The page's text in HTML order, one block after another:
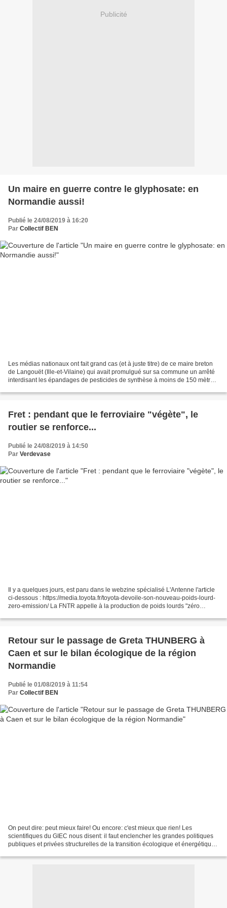
Publicité
Un maire en guerre contre le glyphosate: en
Normandie aussi!
Publié le 24/08/2019 à 16:20
Par Collectif BEN
Les médias nationaux ont fait grand cas (et à juste titre) de ce maire breton
de Langouët (Ille-et-Vilaine) qui avait promulgué sur sa commune un arrêté
interdisant les épandages de pesticides de synthèse à moins de 150 mètres
Fret : pendant que le ferroviaire "végète", le
routier se renforce...
Publié le 24/08/2019 à 14:50
Par Verdevase
Il y a quelques jours, est paru dans le webzine spécialisé L'Antenne l'article
ci-dessous : https://media.toyota.fr/toyota-devoile-son-nouveau-poids-lourd-
zero-emission/ La FNTR appelle à la production de poids lourds "zéro
Retour sur le passage de Greta THUNBERG à
Caen et sur le bilan écologique de la région
Normandie
Publié le 01/08/2019 à 11:54
Par Collectif BEN
On peut dire: peut mieux faire! Ou encore: c'est mieux que rien! Les
scientifiques du GIEC nous disent: il faut enclencher les grandes politiques
publiques et privées structurelles de la transition écologique et énergétique